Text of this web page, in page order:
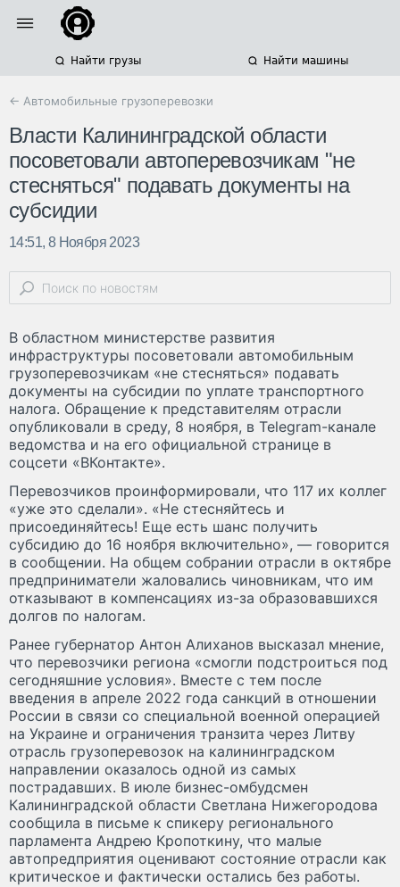
Найти грузы Найти машины
← Автомобильные грузоперевозки
Власти Калининградской области
посоветовали автоперевозчикам "не
стесняться" подавать документы на
субсидии
14:51, 8 Ноября 2023
В областном министерстве развития
инфраструктуры посоветовали автомобильным
грузоперевозчикам «не стесняться» подавать
документы на субсидии по уплате транспортного
налога. Обращение к представителям отрасли
опубликовали в среду, 8 ноября, в Telegram-канале
ведомства и на его официальной странице в
соцсети «ВКонтакте».
Перевозчиков проинформировали, что 117 их коллег
«уже это сделали». «Не стесняйтесь и
присоединяйтесь! Еще есть шанс получить
субсидию до 16 ноября включительно», — говорится
в сообщении. На общем собрании отрасли в октябре
предприниматели жаловались чиновникам, что им
отказывают в компенсациях из-за образовавшихся
долгов по налогам.
Ранее губернатор Антон Алиханов высказал мнение,
что перевозчики региона «смогли подстроиться под
сегодняшние условия». Вместе с тем после
введения в апреле 2022 года санкций в отношении
России в связи со специальной военной операцией
на Украине и ограничения транзита через Литву
отрасль грузоперевозок на калининградском
направлении оказалось одной из самых
пострадавших. В июле бизнес-омбудсмен
Калининградской области Светлана Нижегородова
сообщила в письме к спикеру регионального
парламента Андрею Кропоткину, что малые
автопредприятия оценивают состояние отрасли как
критическое и фактически остались без работы.